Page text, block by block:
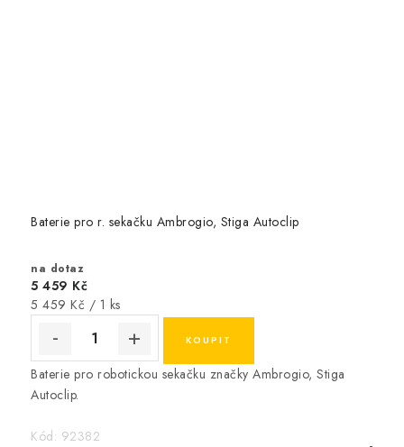
Baterie pro r. sekačku Ambrogio, Stiga Autoclip
na dotaz
5 459 Kč
Měrná
5 459 Kč / 1 ks
Baterie pro robotickou sekačku značky Ambrogio, Stiga
Autoclip.
Kód: 92382